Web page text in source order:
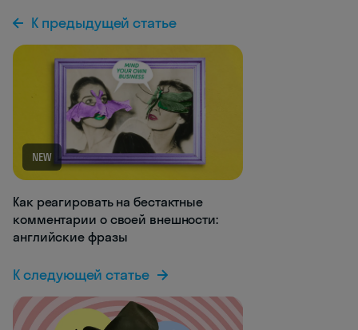
К предыдущей статье
NEW
Как реагировать на бестактные
комментарии о своей внешности:
английские фразы
К следующей статье